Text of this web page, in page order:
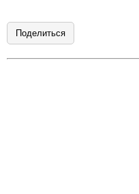
Поделиться